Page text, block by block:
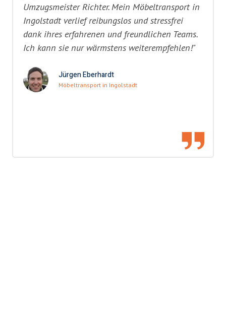
Umzugsmeister Richter. Mein Möbeltransport in
Ingolstadt verlief reibungslos und stressfrei
dank ihres erfahrenen und freundlichen Teams.
Ich kann sie nur wärmstens weiterempfehlen!"
Jürgen Eberhardt
Möbeltransport in Ingolstadt